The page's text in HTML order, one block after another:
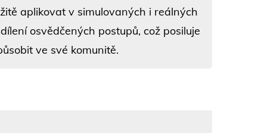
aplikovat v simulovaných i reálných
osvědčených postupů, což posiluje
ve své komunitě.